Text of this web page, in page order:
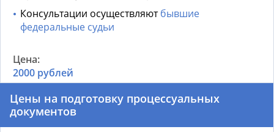
Консультации осуществляютбывшие
федеральные судьи
2000 рублей
Цены на подготовку процессуальных
документов